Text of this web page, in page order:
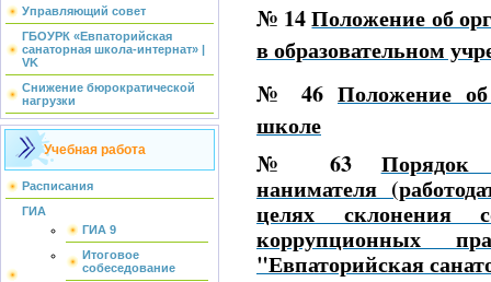
Управляющий совет
ГБОУРК «Евпаторийская
санаторная школа-интернат» |
VK
Снижение бюрократической
нагрузки
Учебная работа
Расписания
ГИА
ГИА 9
Итоговое
собеседование
№ 14Положение об
в образовательном
№ 46 Положение
школе
№ 63 Порядок
нанимателя
целях склонения
коррупционных
"Евпаторийская